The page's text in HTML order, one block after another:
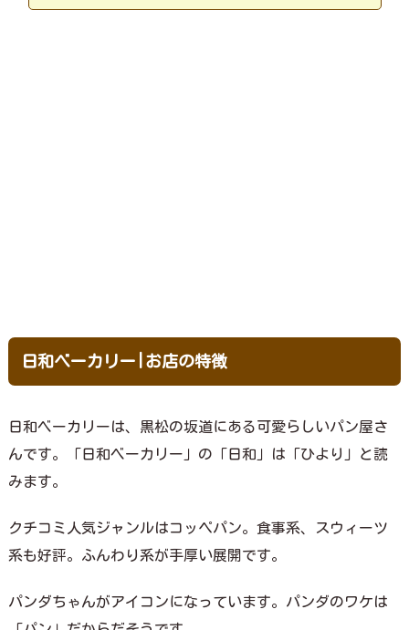
日和ベーカリー|お店の特徴
日和ベーカリーは、黒松の坂道にある可愛らしいパン屋さ
んです。「日和ベーカリー」の「日和」は「ひより」と読
みます。
クチコミ人気ジャンルはコッペパン。食事系、スウィーツ
系も好評。ふんわり系が手厚い展開です。
パンダちゃんがアイコンになっています。パンダのワケは